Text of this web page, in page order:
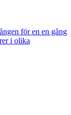
för en en gång
i olika